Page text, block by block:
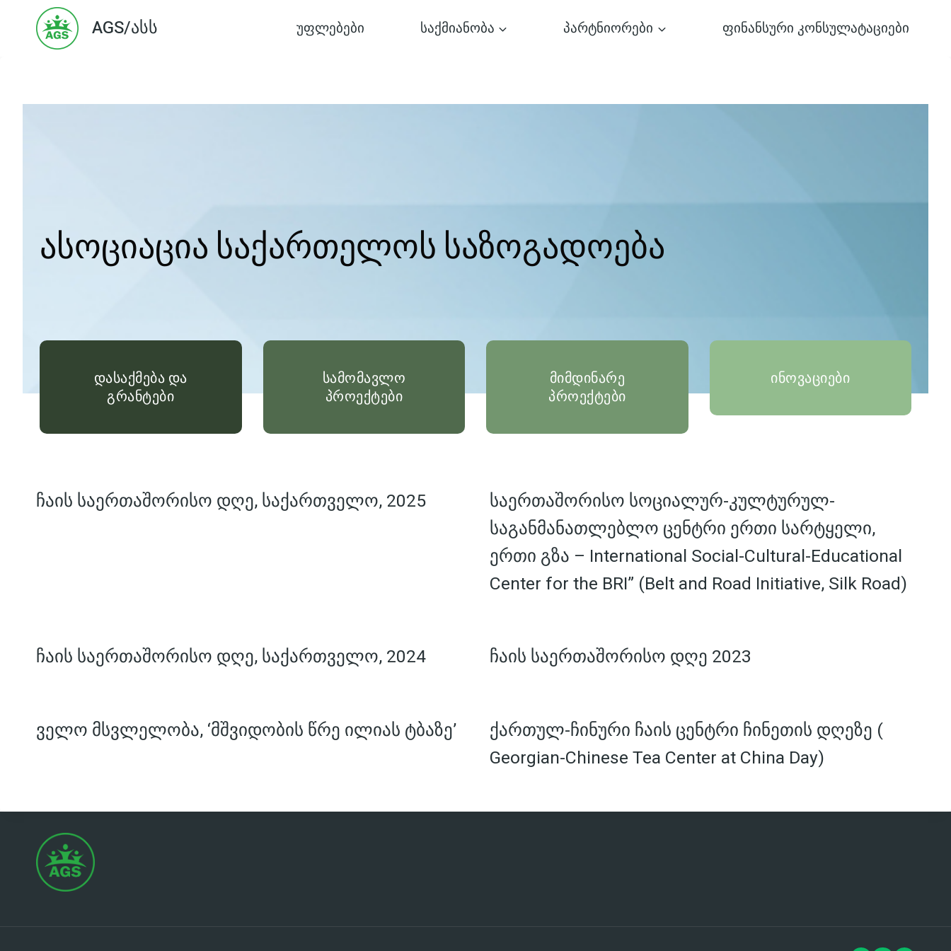
AGS/ასს უფლებები საქმიანობა პარტნიორები ფინანსური კონსულატაციები
ასოციაცია საქართელოს საზოგადოება
დასაქმება და
გრანტები
სამომავლო
პროექტები
მიმდინარე
პროექტები
ინოვაციები
ჩაის საერთაშორისო დღე, საქართველო, 2025
საერთაშორისო სოციალურ-კულტურულ-
საგანმანათლებლო ცენტრი ერთი სარტყელი,
ერთი გზა – International Social-Cultural-Educational
Center for the BRI” (Belt and Road Initiative, Silk Road)
ჩაის საერთაშორისო დღე, საქართველო, 2024 ჩაის საერთაშორისო დღე 2023
ველო მსვლელობა, ‘მშვიდობის წრე ილიას ტბაზე’
ქართულ-ჩინური ჩაის ცენტრი ჩინეთის დღეზე (
Georgian-Chinese Tea Center at China Day)